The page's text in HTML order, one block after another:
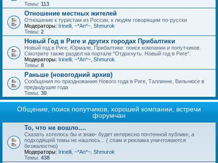
Темы: 113
Отношение местных жителей
Отношение к туристам из России, к людям говорящим по-русски
Модераторы: Irinelli ~*An*~ Shmurok
Темы: 2
Новый Год в Риге и других городах Прибалтики
Новый год в Риге, Юрмале, Прибалтике: поиск компании и попутчиков.
Смотрите также раздел на портале "Отдохнуть. Новый год в Риге".
Модераторы: Irinelli ~*An*~ Shmurok
Темы: 8
Раньше (новогодний архив)
Сообщения по празднованию Нового года в Риге, Таллинне, Вильнюсе в
предыдущие года
Темы: 30
Общение, поиск попутчиков, хорошей компании, встречи
форумчан
То, что не вошло....
Сказать хотелось бы и знаю- будет интересно почтенной публике, а
подходящей темы не нашлось... ( спам и реклама уничтожаются
безжалостно)
Модераторы: Irinelli ~*An*~ Shmurok
Темы: 438